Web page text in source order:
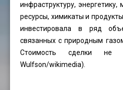
инфраструктуру,
ресурсы, химикаты и
инвестировала в ряд
связанных с природным
Стоимость сделки не
Wulfson/wikimedia).